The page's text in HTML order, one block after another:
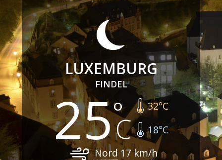
LUXEMBURG
FINDEL
25 32°C
18°C
Nord 17km/h